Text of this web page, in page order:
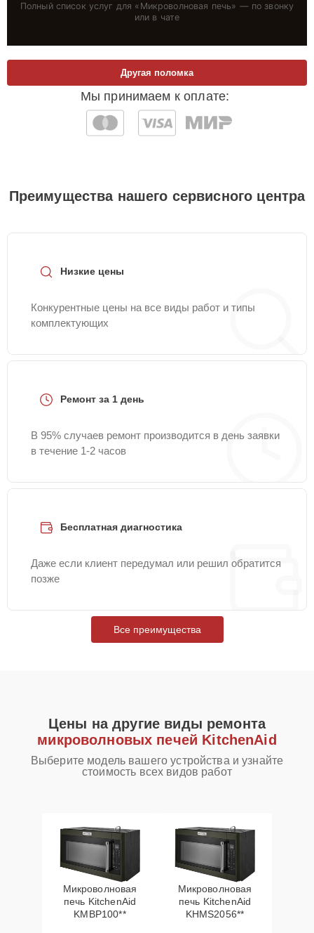
Полный список услуг для « Микроволновая печь» — по звонку
или в чате
Мы принимаем к оплате:
Другая поломка
Преимущества нашего сервисного центра
Низкие цены
Конкурентные цены на все виды работ и типы
комплектующих
Ремонт за 1 день
В 95% случаев ремонт производится в день заявки
в течение 1-2 часов
Бесплатная диагностика
Даже если клиент передумал или решил обратится
позже
Все преимущества
Цены на другие виды ремонта
микроволновых печей KitchenAid
Выберите модель вашего устройства и узнайте
стоимость всех видов работ
Микроволновая
печь KitchenAid
KMBP100**
Микроволновая
печь KitchenAid
KHMS2056**